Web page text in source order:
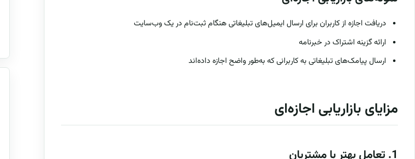
دریافت اجازه از کاربران برای ارسال ایمیل‌های تبلیغاتی هنگام ثبت‌نام در یک وب‌سایت
ارائه گزینه اشتراک در خبرنامه
ارسال پیامک‌های تبلیغاتی به کاربرانی که به‌طور واضح اجازه داده‌اند
مزایای بازاریابی اجازه‌ای
1. تعامل بهتر با مشتریان